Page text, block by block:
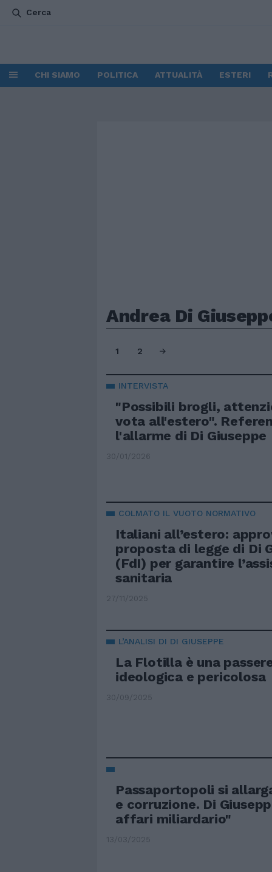
Cerca
CHI SIAMO POLITICA ATTUALITÀ ESTERI
Andrea Di
1 2
INTERVISTA
"Possibili brogli,
vota all'estero".
l'allarme di Di Giuseppe
30/01/2026
COLMATO IL VUOTO NORMATIVO
Italiani all’estero:
proposta di legge di Di
(FdI) per garantire
sanitaria
27/11/2025
L’ANALISI DI DI GIUSEPPE
La Flotilla è una
ideologica e pericolosa
30/09/2025
Passaportopoli si
e corruzione. Di
affari miliardario"
13/03/2025